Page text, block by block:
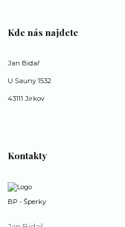
Kde nás najdete
Jan Bidař
U Sauny 1532
43111 Jirkov
Kontakty
BP - Šperky